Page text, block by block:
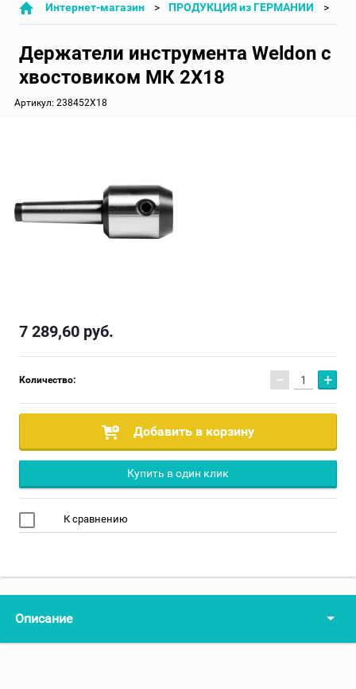
Интернет-магазин ПРОДУКЦИЯ из ГЕРМАНИИ
Держатели инструмента Weldon с
хвостовиком МК 2X18
Артикул: 238452X18
7 289,60 руб.
Количество: − +
Добавить в корзину
Купить в один клик
К сравнению
Описание